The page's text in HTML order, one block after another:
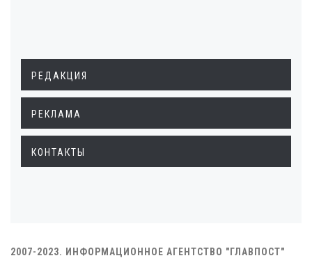
РЕДАКЦИЯ
РЕКЛАМА
КОНТАКТЫ
2007-2023. ИНФОРМАЦИОННОЕ АГЕНТСТВО "ГЛАВПОСТ"